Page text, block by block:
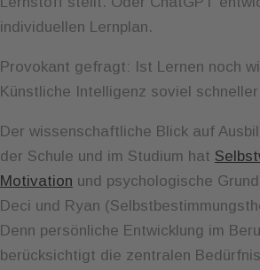
individuellen Lernplan.
Provokant gefragt: Ist Lernen noch
Künstliche Intelligenz soviel
Der wissenschaftliche Blick auf
der Schule und im Studium hat
Motivation und psychologische
Deci und Ryan
Denn persönliche Entwicklung im
berücksichtigt die zentralen